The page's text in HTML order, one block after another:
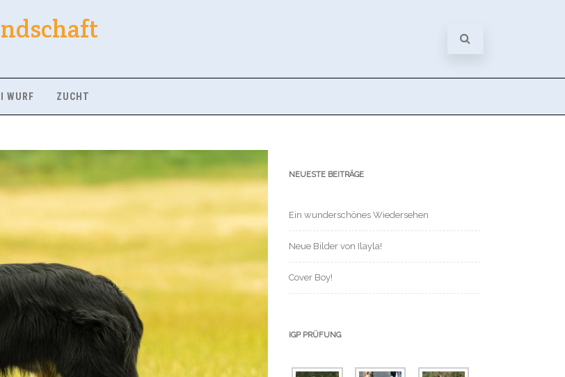
I WURF ZUCHT
NEUESTE BEITRÄGE
Ein wunderschönes Wiedersehen
Neue Bilder von Ilayla!
Cover Boy!
IGP PRÜFUNG